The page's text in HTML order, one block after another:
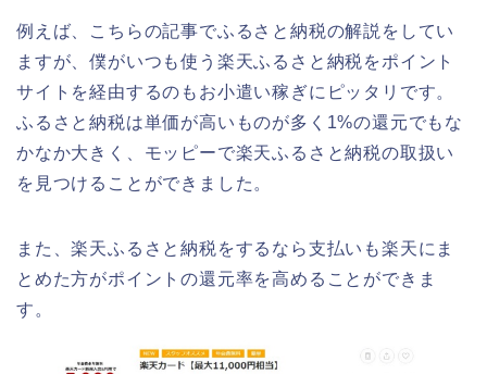
例えば、こちらの記事でふるさと納税の解説をしてい
ますが、僕がいつも使う楽天ふるさと納税をポイント
サイトを経由するのもお小遣い稼ぎにピッタリです。
ふるさと納税は単価が高いものが多く1%の還元でもな
かなか大きく、モッピーで楽天ふるさと納税の取扱い
を見つけることができました。
また、楽天ふるさと納税をするなら支払いも楽天にま
とめた方がポイントの還元率を高めることができま
す。